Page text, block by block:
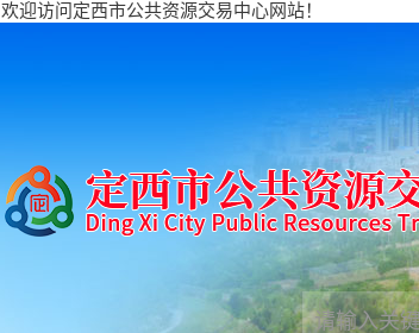
欢迎访问定西市公共资源交易中心网站！